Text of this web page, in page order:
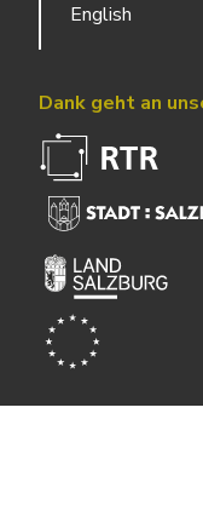
English
Dank geht an